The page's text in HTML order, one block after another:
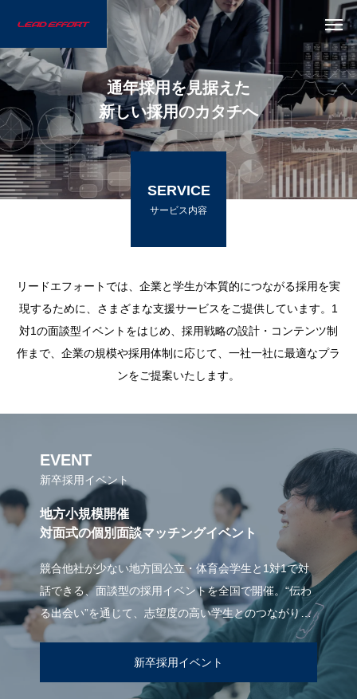
通年採用 を見据え た
新しい採用のカタチへ
SERVICE
サービス内容
リードエフォートでは、企業と学生が本質的につながる採用を実
現するために、さまざまな支援サービスをご提供しています。1
対1の面談型イベントをはじめ、採用戦略の設計・コンテンツ制
作まで、企業の規模や採用体制に応じて、一社一社に最適なプラ
ンをご提案いたします。
EVENT
新卒採用イベント
地方小規模開催
対面式の個別面談マッチングイベント
競合他社が少ない地方国公立・体育会学生と1対1で対
話できる、面談型の採用イベントを全国で開催。“伝わ
る出会い”を通じて、志望度の高い学生とのつながりを
新卒採用イベント